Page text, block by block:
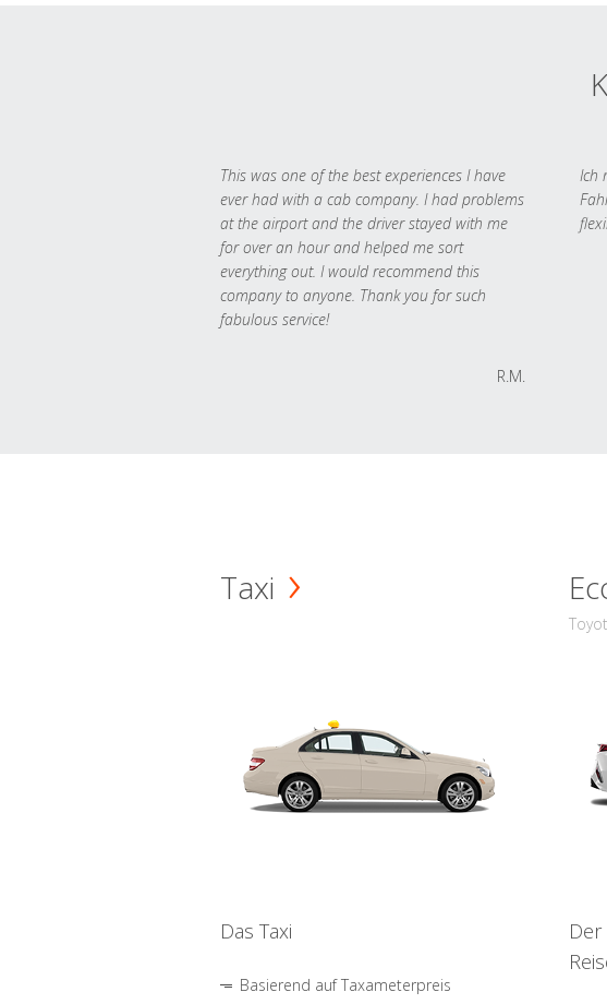
This was one of the best experiences I have
ever had with a cab company. I had problems
at the airport and the driver stayed with me
for over an hour and helped me sort
everything out. I would recommend this
company to anyone. Thank you for such
fabulous service!
R.M.
Ich
Taxi
Das Taxi
Basierend auf Taxameterpreis